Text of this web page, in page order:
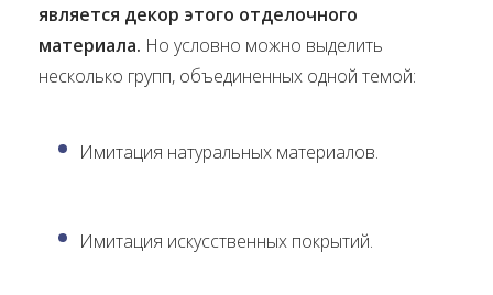
является декор этого отделочного
материала. Но условно можно выделить
несколько групп, объединенных одной темой:
Имитация натуральных материалов.
Имитация искусственных покрытий.